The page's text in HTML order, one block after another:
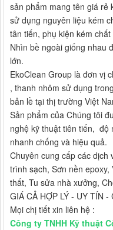
sản phẩm mang tên giá rẻ
sử dụng nguyên liệu kém
tân tiến, phụ kiện kém
Nhìn bề ngoài giống nhau
lớn.
EkoClean Group là đơn vị
, thanh nhôm sử dụng
bản lề tại thị trường Việt
Sản phẩm của Chúng tôi
nghệ kỹ thuật tiên tiến, độ
nhanh chống và hiệu quả.
Chuyên cung cấp các dịch
trình sạch, Sơn nền
thất, Tu sửa nhà xưởng,
GIÁ CẢ HỢP LÝ - UY TÍN -
Mọi chị tiết xin liên hệ :
Công ty TNHH Kỹ thuật